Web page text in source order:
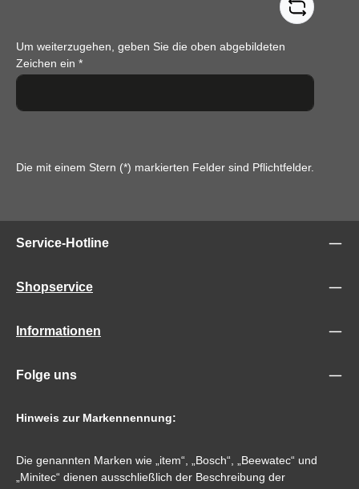
Um weiterzugehen, geben Sie die oben abgebildeten
Zeichen ein *
Die mit einem Stern (*) markierten Felder sind Pflichtfelder.
Service-Hotline
Shopservice
Informationen
Folge uns
Hinweis zur Markennennung:
Die genannten Marken wie „item“, „Bosch“, „Beewatec“ und
„Minitec“ dienen ausschließlich der Beschreibung der